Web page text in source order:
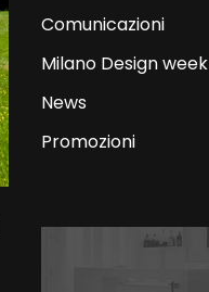
Comunicazioni
Milano Design week
News
Promozioni